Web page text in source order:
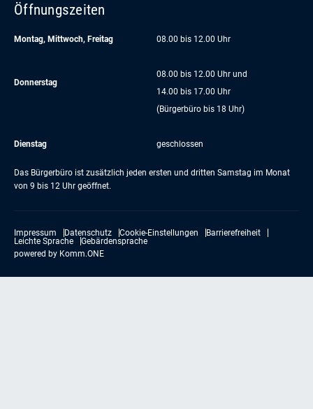
Öffnungszeiten
Montag, Mittwoch, Freitag 08.00 bis 12.00 Uhr
Donnerstag
08.00 bis 12.00 Uhr und
14.00 bis 17.00 Uhr
(Bürgerbüro bis 18 Uhr)
Dienstag geschlossen
Das Bürgerbüro ist zusätzlich jeden ersten und dritten Samstag im Monat
von 9 bis 12 Uhr geöffnet.
Impressum Datenschutz Cookie-Einstellungen
Barrierefreiheit
Leichte Sprache
Gebärdensprache
powered by Komm.ONE